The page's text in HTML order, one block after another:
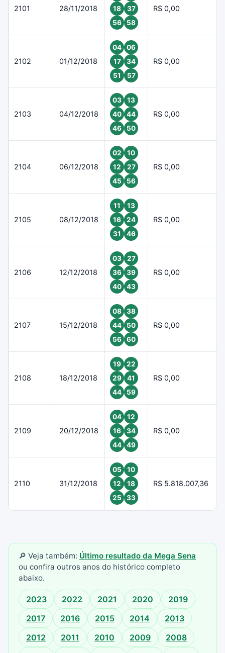
2101 28/11/2018
18
37
56
58
R$ 0,00
2102 01/12/2018
04
06
17
34
51
57
R$ 0,00
2103 04/12/2018
03
13
40
44
46
50
R$ 0,00
2104 06/12/2018
02
10
12
27
45
56
R$ 0,00
2105 08/12/2018
11
13
16
24
31
46
R$ 0,00
2106 12/12/2018
03
27
36
39
40
43
R$ 0,00
2107 15/12/2018
08
38
44
50
56
60
R$ 0,00
2108 18/12/2018
19
22
29
41
44
59
R$ 0,00
2109 20/12/2018
04
12
16
34
44
49
R$ 0,00
2110 31/12/2018
05
10
12
18
25
33
R$ 5.818.007,36
🔎 Veja também: Último resultado da Mega Sena
ou confira outros anos do histórico completo
abaixo.
2023 2022 2021 2020
2019
2017
2016 2015 2014
2013
2012
2011 2010 2009
2008